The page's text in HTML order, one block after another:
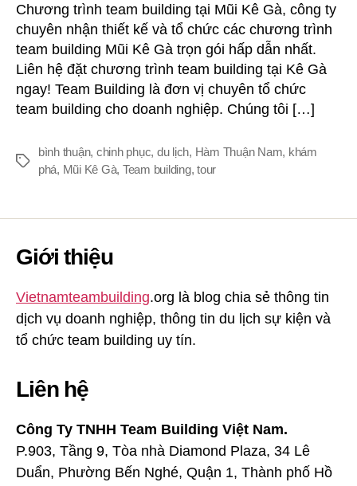
Kê
Gà
Chương trình team building tại Mũi Kê Gà, công ty
chuyên nhận thiết kế và tổ chức các chương trình
team building Mũi Kê Gà trọn gói hấp dẫn nhất.
Liên hệ đặt chương trình team building tại Kê Gà
ngay! Team Building là đơn vị chuyên tổ chức
team building cho doanh nghiệp. Chúng tôi […]
Thẻ
bình thuận, chinh phục, du lịch, Hàm Thuận Nam, khám
phá, Mũi Kê Gà, Team building,tour
Giới thiệu
Vietnamteambuilding.org là blog chia sẻ thông tin
dịch vụ doanh nghiệp, thông tin du lịch sự kiện và
tổ chức team building uy tín.
Liên hệ
Công Ty TNHH Team Building Việt Nam.
P.903, Tầng 9, Tòa nhà Diamond Plaza, 34 Lê
Duẩn, Phường Bến Nghé, Quận 1, Thành phố Hồ